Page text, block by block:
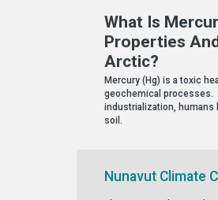
What Is
Properties
Arctic?
Mercury (Hg) is a toxic
geochemical processes.
industrialization, humans
soil.
Nunavut Climate